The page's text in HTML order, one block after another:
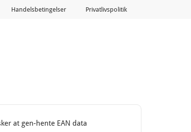
Handelsbetingelser Privatlivspolitik
at gen-hente EAN data